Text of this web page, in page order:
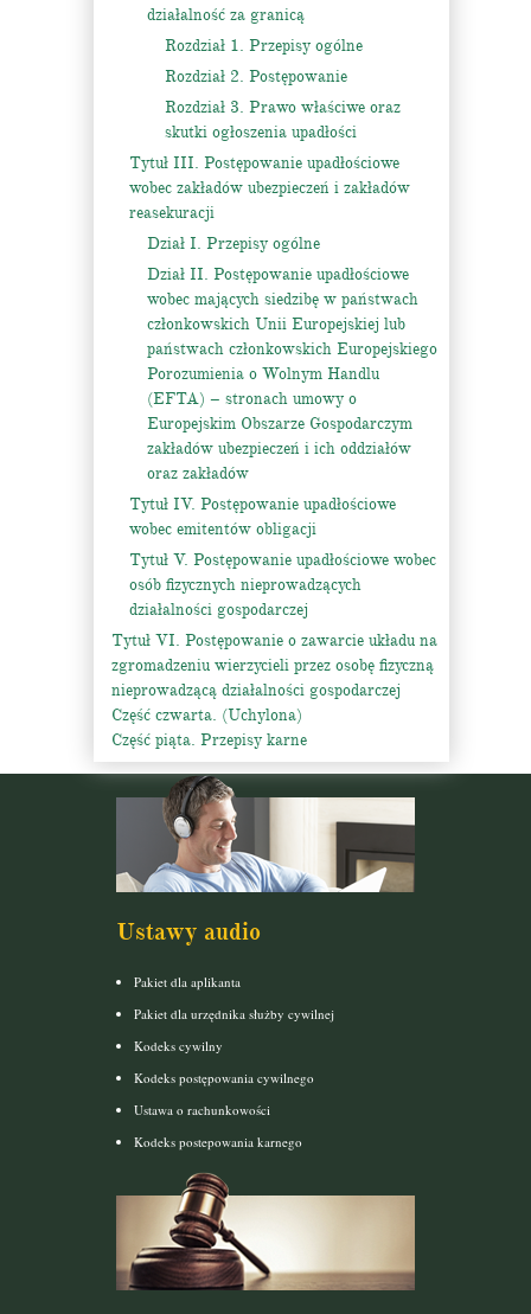
działalność za granicą
Rozdział 1. Przepisy ogólne
Rozdział 2. Postępowanie
Rozdział 3. Prawo właściwe oraz
skutki ogłoszenia upadłości
Tytuł III. Postępowanie upadłościowe
wobec zakładów ubezpieczeń i zakładów
reasekuracji
Dział I. Przepisy ogólne
Dział II. Postępowanie upadłościowe
wobec mających siedzibę w państwach
członkowskich Unii Europejskiej lub
państwach członkowskich Europejskiego
Porozumienia o Wolnym Handlu
(EFTA) – stronach umowy o
Europejskim Obszarze Gospodarczym
zakładów ubezpieczeń i ich oddziałów
oraz zakładów
Tytuł IV. Postępowanie upadłościowe
wobec emitentów obligacji
Tytuł V. Postępowanie upadłościowe wobec
osób fizycznych nieprowadzących
działalności gospodarczej
Tytuł VI. Postępowanie o zawarcie układu na
zgromadzeniu wierzycieli przez osobę fizyczną
nieprowadzącą działalności gospodarczej
Część czwarta. (Uchylona)
Część piąta. Przepisy karne
Ustawy audio
Pakiet dla aplikanta
Pakiet dla urzędnika służby cywilnej
Kodeks cywilny
Kodeks postępowania cywilnego
Ustawa o rachunkowości
Kodeks postepowania karnego